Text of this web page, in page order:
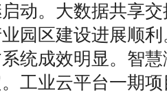
动。大数据共享
园区建设进展顺
统成效明显。智
工业云平台一期